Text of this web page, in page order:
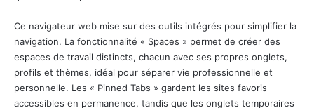
Ce navigateur web mise sur des outils intégrés pour simplifier la
navigation. La fonctionnalité « Spaces » permet de créer des
espaces de travail distincts, chacun avec ses propres onglets,
profils et thèmes, idéal pour séparer vie professionnelle et
personnelle. Les « Pinned Tabs » gardent les sites favoris
accessibles en permanence, tandis que les onglets temporaires